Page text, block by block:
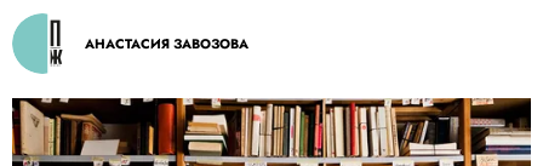
АНАСТАСИЯ ЗАВОЗОВА